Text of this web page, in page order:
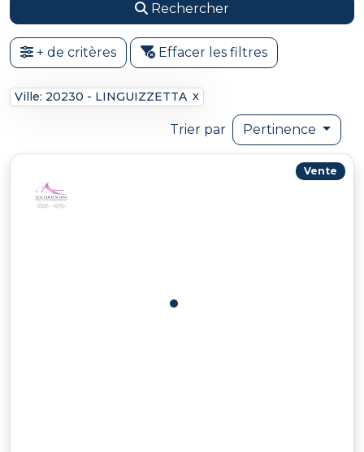
Rechercher
+ de critères Effacer les filtres
Ville: 20230 - LINGUIZZETTA
Trier par Pertinence
Vente